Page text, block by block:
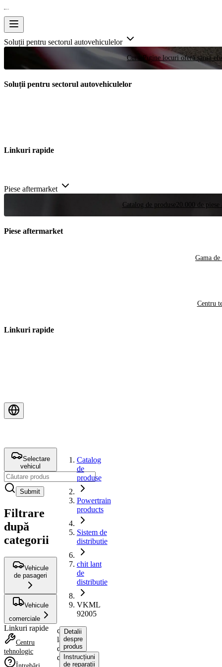
Soluții pentru sectorul autovehiculelor
Curse Puține locuri oferă șansa
Soluții pentru sectorul autovehiculelor
Linkuri rapide
Piese aftermarket
Catalog de produse 20.000 de
Piese aftermarket
Gama de
Centru
Linkuri rapide
Selectare
vehicul
Submit
Filtrare
după
categorii
Vehicule
de pasageri
Vehicule
comerciale
Linkuri rapide
Centru
tehnologic
Catalog
de
produse
Powertrain
products
Sistem de
distributie
chit lant
de
distributie
VKML
92005
chit
lant
de
distributie
Detalii
despre
produs
Instrucțiuni
de reparații